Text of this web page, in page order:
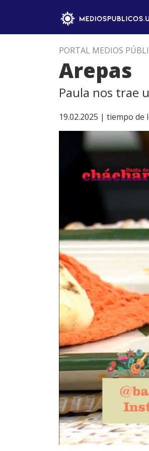
PORTAL MEDIOS
Arepas
Paula nos trae
19.02.2025 | tiempo de